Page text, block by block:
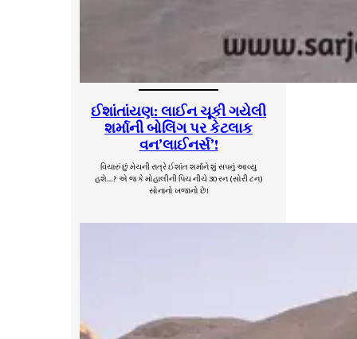
ઈશાંતાંયણ: લાઈન ચૂકી ગયેલી
શર્માની બોલિંગ પર કેટલાક
વન’લાઈનર્સ’!
વિચારું છું મેચની રાત્રે ઈશાંત શર્માને શું સપનું આવ્યુ
હશે…? એ જ કે મોહાલીની પિચ નીચે 30 રન (સોરી ટન)
સોનાનો ખજાનો છે!